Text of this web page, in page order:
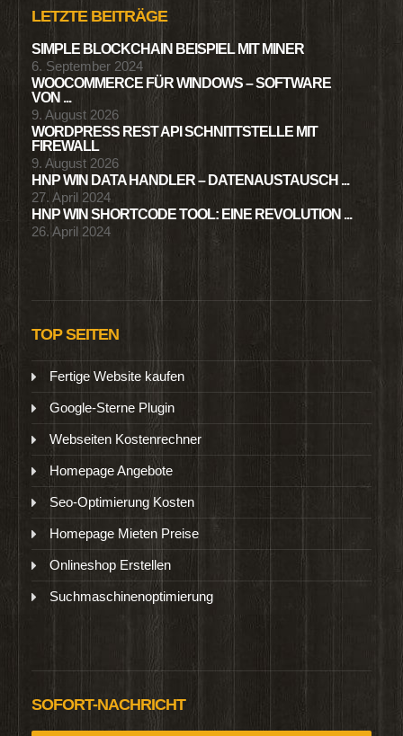
LETZTE BEITRÄGE
SIMPLE BLOCKCHAIN BEISPIEL MIT MINER
6. September 2024
WOOCOMMERCE FÜR WINDOWS – SOFTWARE
VON ...
9. August 2026
WORDPRESS REST API SCHNITTSTELLE MIT
FIREWALL
9. August 2026
HNP WIN DATA HANDLER – DATENAUSTAUSCH ...
27. April 2024
HNP WIN SHORTCODE TOOL: EINE REVOLUTION ...
26. April 2024
TOP SEITEN
Fertige Website kaufen
Google-Sterne Plugin
Webseiten Kostenrechner
Homepage Angebote
Seo-Optimierung Kosten
Homepage Mieten Preise
Onlineshop Erstellen
Suchmaschinenoptimierung
SOFORT-NACHRICHT